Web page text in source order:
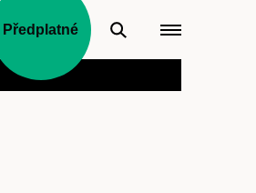
Předplatné